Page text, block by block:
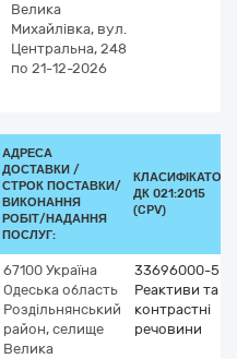
Велика
Михайлівка, вул.
Центральна, 248
по 21-12-2026
АДРЕСА
ДОСТАВКИ /
СТРОК ПОСТАВКИ/
ВИКОНАННЯ
РОБІТ/НАДАННЯ
ПОСЛУГ:
КЛАСИФІКАТОР
ДК 021:2015
(CPV)
67100 Україна
Одеська область
Роздільнянський
район, селище
Велика
33696000-5
Реактиви та
контрастні
речовини